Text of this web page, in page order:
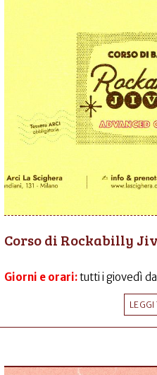
Corso di Rockabilly
Giorni e orari:tutti i giovedì